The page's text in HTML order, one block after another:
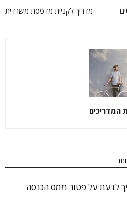
מדריך לקניית מדפסת משרדית
המדריכים
לדעת על פטור ממס הכנסה